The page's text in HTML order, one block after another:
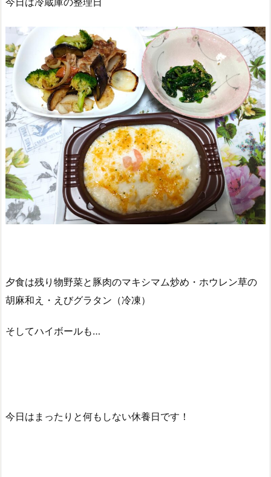
夕食は残り物野菜と豚肉のマキシマム炒め・ホウレン草の
胡麻和え・えびグラタン（冷凍）
そしてハイボールも…
今日はまったりと何もしない休養日です！